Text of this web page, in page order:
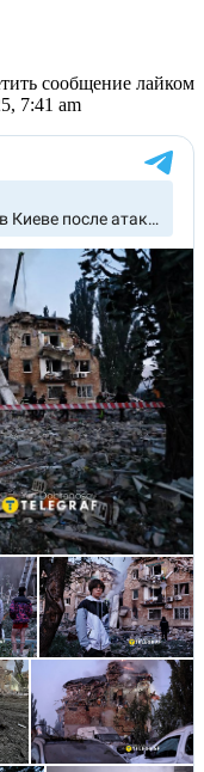
сообщение лайком
7:41 am